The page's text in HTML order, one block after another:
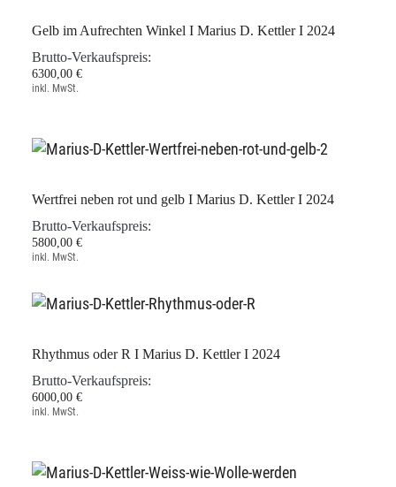
Gelb im Aufrechten Winkel I Marius D. Kettler I 2024
Brutto-Verkaufspreis:
6300,00 €
inkl. MwSt.
Wertfrei neben rot und gelb I Marius D. Kettler I 2024
Brutto-Verkaufspreis:
5800,00 €
inkl. MwSt.
Rhythmus oder R I Marius D. Kettler I 2024
Brutto-Verkaufspreis:
6000,00 €
inkl. MwSt.